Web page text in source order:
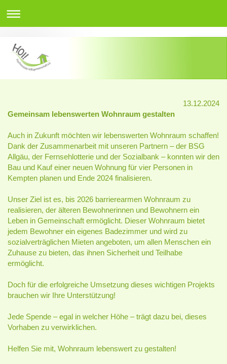
13.12.2024
Gemeinsam lebenswerten Wohnraum gestalten
Auch in Zukunft möchten wir lebenswerten Wohnraum schaffen!
Dank der Zusammenarbeit mit unseren Partnern – der BSG
Allgäu, der Fernsehlotterie und der Sozialbank – konnten wir den
Bau und Kauf einer neuen Wohnung für vier Personen in
Kempten planen und Ende 2024 finalisieren.
Unser Ziel ist es, bis 2026 barrierearmen Wohnraum zu
realisieren, der älteren Bewohnerinnen und Bewohnern ein
Leben in Gemeinschaft ermöglicht. Dieser Wohnraum bietet
jedem Bewohner ein eigenes Badezimmer und wird zu
sozialverträglichen Mieten angeboten, um allen Menschen ein
Zuhause zu bieten, das ihnen Sicherheit und Teilhabe
ermöglicht.
Doch für die erfolgreiche Umsetzung dieses wichtigen Projekts
brauchen wir Ihre Unterstützung!
Jede Spende – egal in welcher Höhe – trägt dazu bei, dieses
Vorhaben zu verwirklichen.
Helfen Sie mit, Wohnraum lebenswert zu gestalten!